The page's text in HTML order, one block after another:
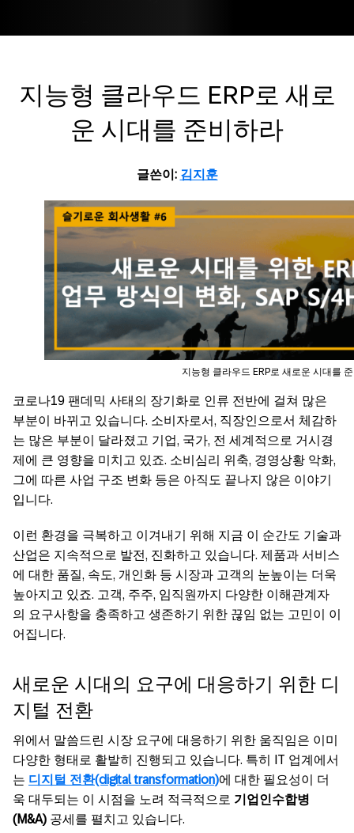
지능형 클라우드 ERP로 새로
운 시대를 준비하라
글쓴이: 김지훈
지능형 클라우드 ERP로 새로운 시대를
코로나19 팬데믹 사태의 장기화로 인류 전반에 걸쳐 많은
부분이 바뀌고 있습니다. 소비자로서, 직장인으로서 체감하
는 많은 부분이 달라졌고 기업, 국가, 전 세계적으로 거시경
제에 큰 영향을 미치고 있죠. 소비심리 위축, 경영상황 악화,
그에 따른 사업 구조 변화 등은 아직도 끝나지 않은 이야기
입니다.
이런 환경을 극복하고 이겨내기 위해 지금 이 순간도 기술과
산업은 지속적으로 발전, 진화하고 있습니다. 제품과 서비스
에 대한 품질, 속도, 개인화 등 시장과 고객의 눈높이는 더욱
높아지고 있죠. 고객, 주주, 임직원까지 다양한 이해관계자
의 요구사항을 충족하고 생존하기 위한 끊임 없는 고민이 이
어집니다.
새로운 시대의 요구에 대응하기 위한 디
지털 전환
위에서 말씀드린 시장 요구에 대응하기 위한 움직임은 이미
다양한 형태로 활발히 진행되고 있습니다. 특히 IT 업계에서
는 디지털 전환(digital transformation)에 대한 필요성이 더
욱 대두되는 이 시점을 노려 적극적으로 기업인수합병
(M&A) 공세를 펼치고 있습니다.